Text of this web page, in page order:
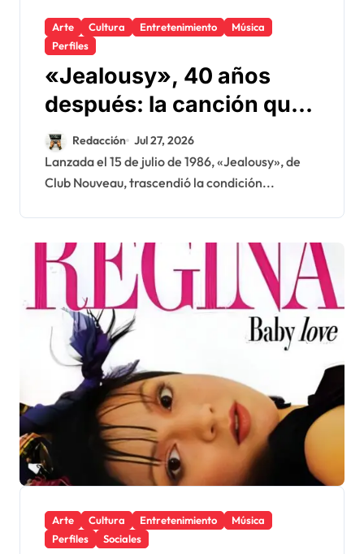
Arte Cultura Entretenimiento
Música
Perfiles
«Jealousy», 40 años
después: la canción que
convirtió una rivalidad
musical en un clásico del
R&B de los ochenta
Redacción Jul 27, 2026
Lanzada el 15 de julio de 1986, «Jealousy», de
Club Nouveau, trascendió la condición...
Arte Cultura Entretenimiento
Música
Perfiles
Sociales